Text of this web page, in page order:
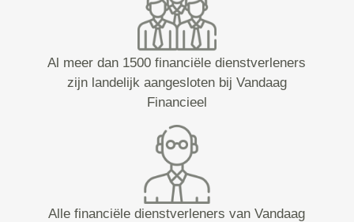
Al meer dan 1500 financiële dienstverleners
zijn landelijk aangesloten bij Vandaag
Financieel
Alle financiële dienstverleners van Vandaag